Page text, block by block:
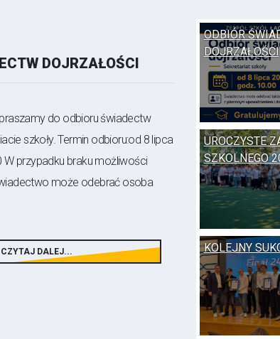
DOJRZAŁOŚCI
do odbioru świadectw
szkoły. Termin odbioru:od 8 lipca
W przypadku braku możliwości
może odebrać osoba
CZYTAJ DALEJ...
ODBIÓR
DOJRZAŁOŚCI
UROCZYSTE
SZKOLNEGO
KOLEJNY